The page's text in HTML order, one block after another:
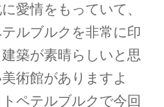
愛情をもっていて、
ルブルクを非常に印
築が素晴らしいと思
術館がありますよ
ペテルブルクで今回